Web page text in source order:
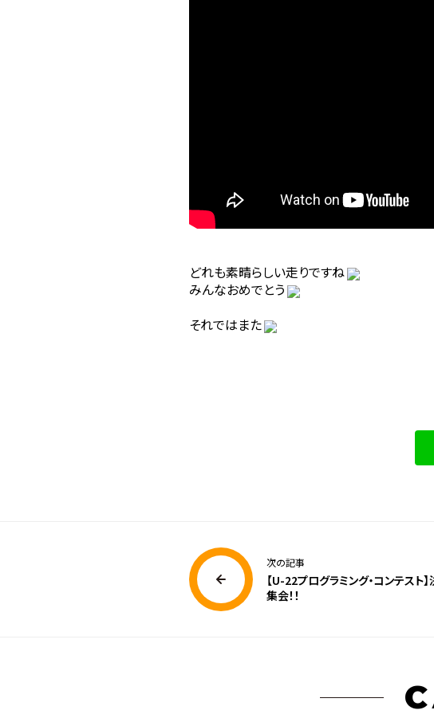
どれも素晴らしい走りですね
みんなおめでとう
それではまた
次の記事
【U-22プログラミング・コンテスト
集会！！